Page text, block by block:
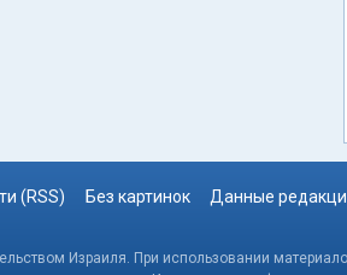
(RSS) Без картинок Данные
Израиля. При использовании